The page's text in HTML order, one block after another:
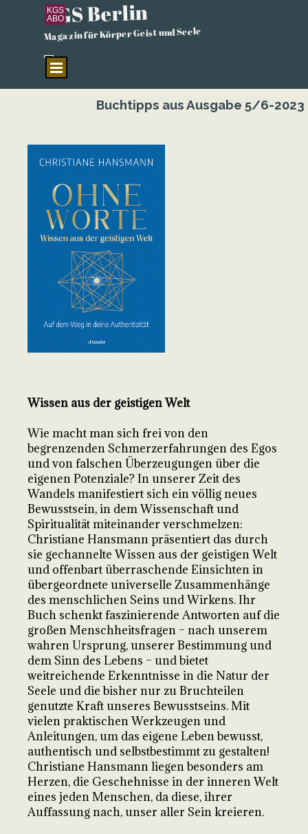
Direkt zum Seiteninhalt
KGS Berlin
Magazin für Körper Geist und Seele
KGS
ABO
Menü überspringen
Buchtipps aus Ausgabe 5/6-2023
Wissen aus der geistigen Welt
Wie macht man sich frei von den
begrenzenden Schmerzerfahrungen des Egos
und von falschen Überzeugungen über die
eigenen Potenziale? In unserer Zeit des
Wandels manifestiert sich ein völlig neues
Bewusstsein, in dem Wissenschaft und
Spiritualität miteinander verschmelzen:
Christiane Hansmann präsentiert das durch
sie gechannelte Wissen aus der geistigen Welt
und offenbart überraschende Einsichten in
übergeordnete universelle Zusammenhänge
des menschlichen Seins und Wirkens. Ihr
Buch schenkt faszinierende Antworten auf die
großen Menschheitsfragen – nach unserem
wahren Ursprung, unserer Bestimmung und
dem Sinn des Lebens – und bietet
weitreichende Erkenntnisse in die Natur der
Seele und die bisher nur zu Bruchteilen
genutzte Kraft unseres Bewusstseins. Mit
vielen praktischen Werkzeugen und
Anleitungen, um das eigene Leben bewusst,
authentisch und selbstbestimmt zu gestalten!
Christiane Hansmann liegen besonders am
Herzen, die Geschehnisse in der inneren Welt
eines jeden Menschen, da diese, ihrer
Auffassung nach, unser aller Sein kreieren.